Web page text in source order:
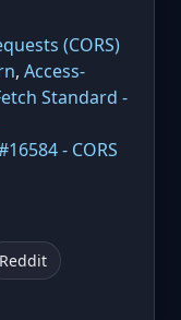
(CORS)
, Access-
Standard -
- CORS
Reddit